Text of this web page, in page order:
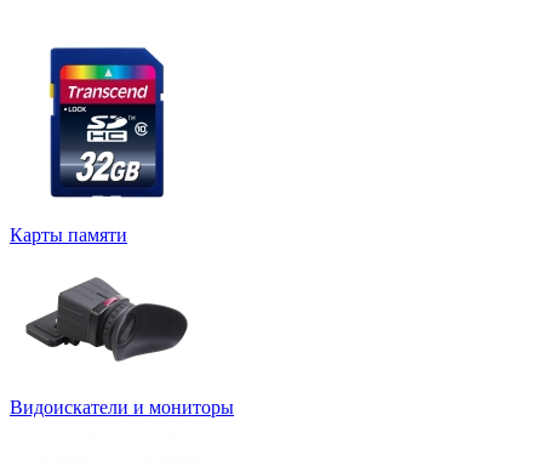
Карты памяти
Видоискатели и мониторы